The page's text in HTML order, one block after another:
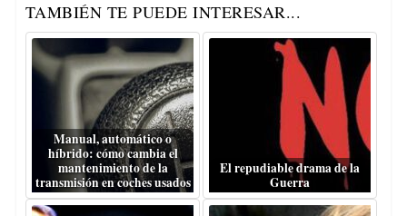
TAMBIÉN TE PUEDE INTERESAR...
Manual, automático o
híbrido: cómo cambia el
mantenimiento de la
transmisión en coches usados
El repudiable drama de la
Guerra